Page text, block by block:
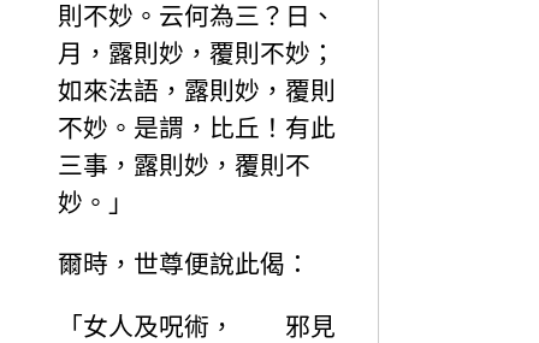
則不妙。云何為三？日、
月，露則妙，覆則不妙；
如來法語，露則妙，覆則
不妙。是謂，比丘！有此
三事，露則妙，覆則不
妙。」
爾時，世尊便說此偈：
「女人及呪術， 邪見